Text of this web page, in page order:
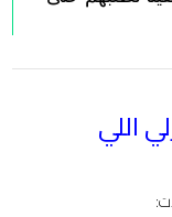
اللي